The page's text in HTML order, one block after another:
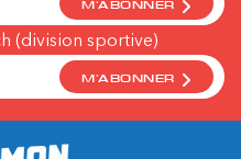
M'ABONNER
(division sportive)
M'ABONNER